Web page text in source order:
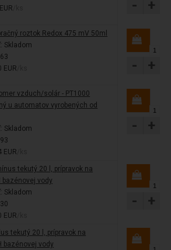
- +
roztok Redox 475 mV 50ml
Skladom
EUR
- +
vzduch/solár - PT1000
u automatov vyrobených od
Skladom
EUR
- +
tekutý 20 l, prípravok na
bazénovej vody
Skladom
EUR
- +
tekutý 20 l, prípravok na
bazénovej vody